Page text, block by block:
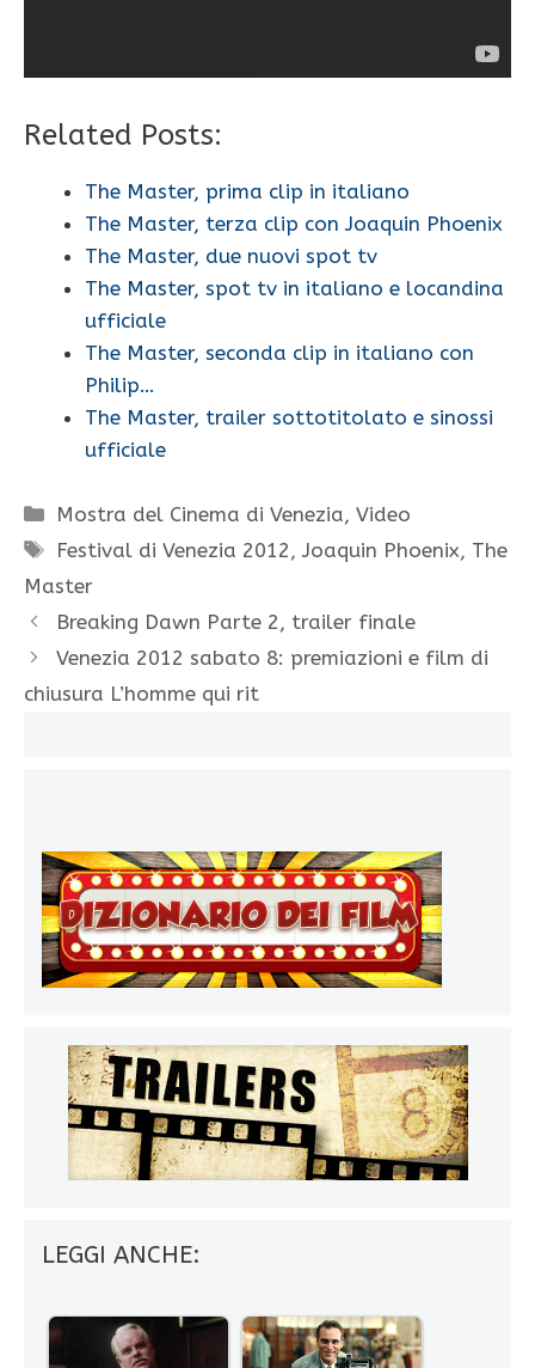
Related Posts:
The Master, prima clip in italiano
The Master, terza clip con Joaquin Phoenix
The Master, due nuovi spot tv
The Master, spot tv in italiano e locandina
ufficiale
The Master, seconda clip in italiano con
Philip…
The Master, trailer sottotitolato e sinossi
ufficiale
Categorie
Mostra del Cinema di Venezia,Video
Tag
Festival di Venezia 2012 ,Joaquin Phoenix, The
Master
Breaking Dawn Parte 2, trailer finale
Venezia 2012 sabato 8: premiazioni e film di
chiusura L’homme qui rit
LEGGI ANCHE: